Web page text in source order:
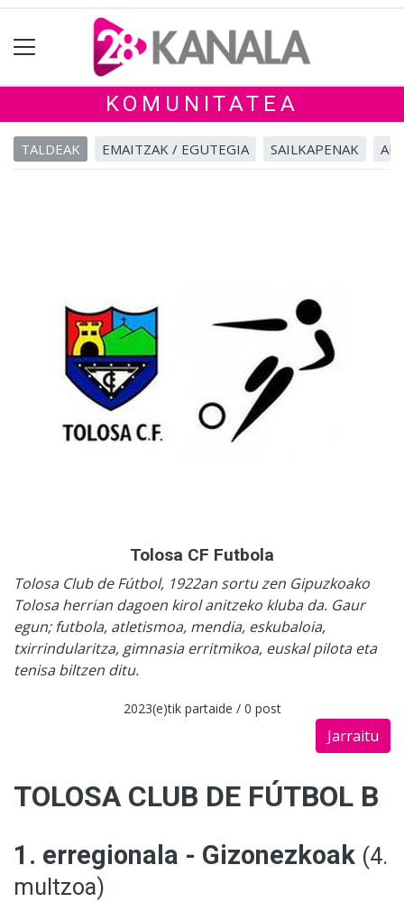
KOMUNITATEA
TALDEAK EMAITZAK / EGUTEGIA SAILKAPENAK
Tolosa CF Futbola
Tolosa Club de Fútbol, 1922an sortu zen Gipuzkoako
Tolosa herrian dagoen kirol anitzeko kluba da. Gaur
egun; futbola, atletismoa, mendia, eskubaloia,
txirrindularitza, gimnasia erritmikoa, euskal pilota eta
tenisa biltzen ditu.
2023(e)tik partaide / 0 post
Jarraitu
TOLOSA CLUB DE FÚTBOL B
1. erregionala - Gizonezkoak (4.
multzoa)